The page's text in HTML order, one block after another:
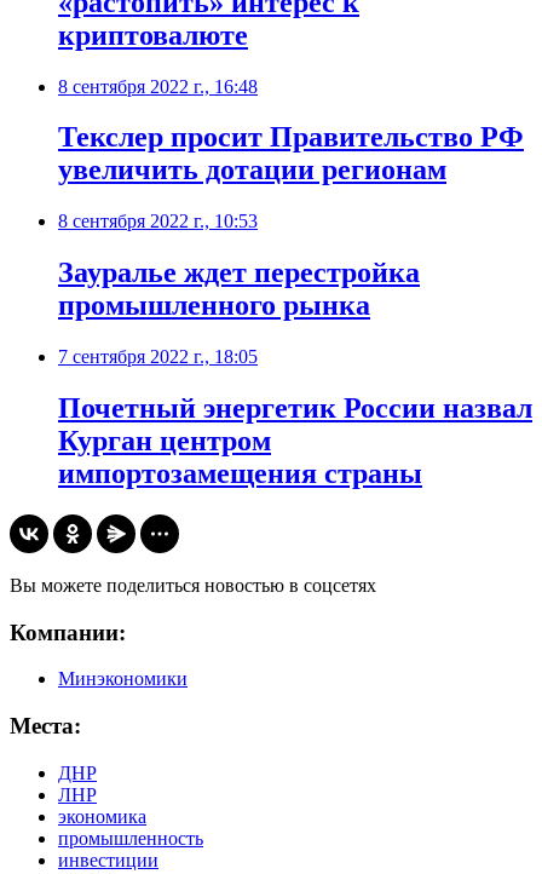
криптовалюте
8 сентября 2022 г., 16:48
Текслер просит Правительство РФ
увеличить дотации регионам
8 сентября 2022 г., 10:53
​Зауралье ждет перестройка
промышленного рынка
7 сентября 2022 г., 18:05
​Почетный энергетик России назвал
Курган центром
импортозамещения страны
Вы можете поделиться новостью в соцсетях
Компании:
Минэкономики
Места:
ДНР
ЛНР
экономика
промышленность
инвестиции